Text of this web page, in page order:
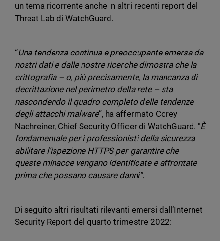
un tema ricorrente anche in altri recenti report del
Threat Lab di WatchGuard.
“Una tendenza continua e preoccupante emersa da
nostri dati e dalle nostre ricerche dimostra che la
crittografia – o, più precisamente, la mancanza di
decrittazione nel perimetro della rete – sta
nascondendo il quadro completo delle tendenze
degli attacchi malware”, ha affermato Corey
Nachreiner, Chief Security Officer di WatchGuard. "È
fondamentale per i professionisti della sicurezza
abilitare l'ispezione HTTPS per garantire che
queste minacce vengano identificate e affrontate
prima che possano causare danni".
Di seguito altri risultati rilevanti emersi dall’Internet
Security Report del quarto trimestre 2022: